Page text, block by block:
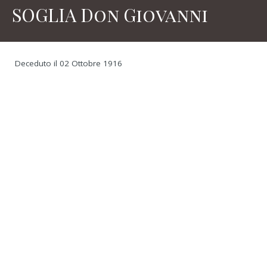
SOGLIA Don Giovanni
Deceduto il 02 Ottobre 1916